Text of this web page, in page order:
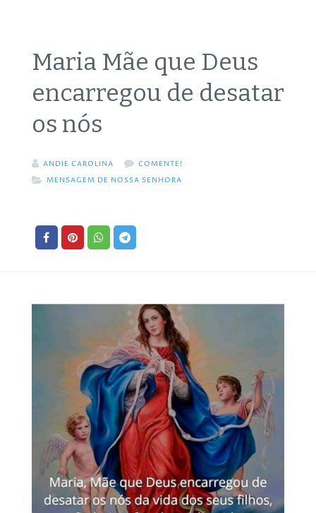
Maria Mãe que Deus
encarregou de desatar
os nós
ANDIE CAROLINA
COMENTE!
MENSAGEM DE NOSSA SENHORA